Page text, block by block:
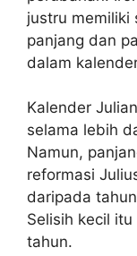
justru memiliki
panjang dan
dalam
Kalender
selama lebih
Namun,
reformasi
daripada
Selisih kecil
tahun.